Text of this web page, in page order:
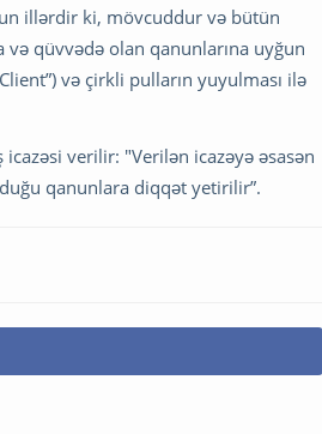
illərdir ki, mövcuddur və bütün
və qüvvədə olan qanunlarına uyğun
və çirkli pulların yuyulması ilə
verilir: "Verilən icazəyə əsasən
qanunlara diqqət yetirilir”.